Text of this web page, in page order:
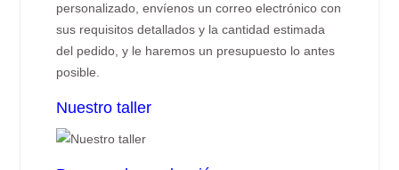
personalizado, envíenos un correo electrónico con
sus requisitos detallados y la cantidad estimada
del pedido, y le haremos un presupuesto lo antes
posible.
Nuestro taller